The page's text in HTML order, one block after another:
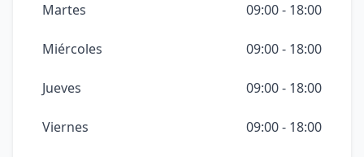
Martes 09:00 - 18:00
Miércoles 09:00 - 18:00
Jueves 09:00 - 18:00
Viernes 09:00 - 18:00